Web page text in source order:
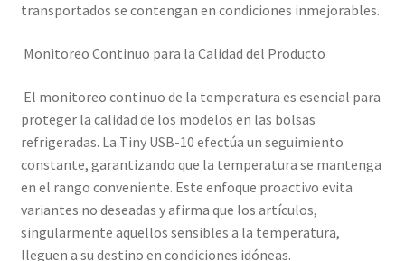
transportados se contengan en condiciones inmejorables.
Monitoreo Continuo para la Calidad del Producto
El monitoreo continuo de la temperatura es esencial para
proteger la calidad de los modelos en las bolsas
refrigeradas. La Tiny USB-10 efectúa un seguimiento
constante, garantizando que la temperatura se mantenga
en el rango conveniente. Este enfoque proactivo evita
variantes no deseadas y afirma que los artículos,
singularmente aquellos sensibles a la temperatura,
lleguen a su destino en condiciones idóneas.